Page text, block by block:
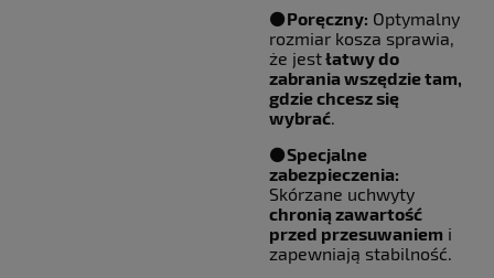
⚫️Poręczny: Optymalny
rozmiar kosza sprawia,
że jestłatwy do
zabrania wszędzie tam,
gdzie chcesz się
wybrać
⚫️Specjalne
zabezpieczenia:
Skórzane uchwyty
chronią zawartość
przed przesuwaniem i
zapewniają stabilność.